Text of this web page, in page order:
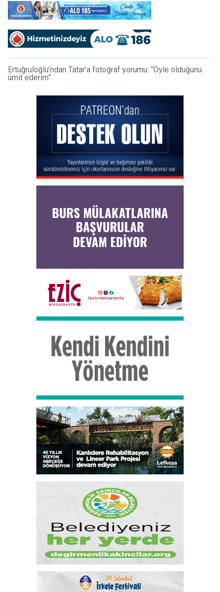
Ertuğruloğlu’ndan Tatar’a fotoğraf yorumu: “Öyle olduğunu
ümit ederim”